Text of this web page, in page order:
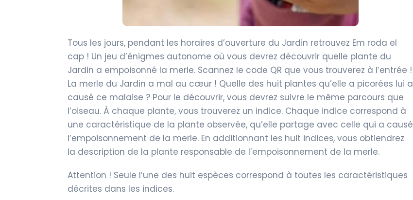
Tous les jours, pendant les horaires d’ouverture du Jardin retrouvez Em roda el
cap ! Un jeu d’énigmes autonome où vous devrez découvrir quelle plante du
Jardin a empoisonné la merle. Scannez le code QR que vous trouverez à l’entrée !
La merle du Jardin a mal au cœur ! Quelle des huit plantes qu’elle a picorées lui a
causé ce malaise ? Pour le découvrir, vous devrez suivre le même parcours que
l’oiseau. À chaque plante, vous trouverez un indice. Chaque indice correspond à
une caractéristique de la plante observée, qu’elle partage avec celle qui a causé
l’empoisonnement de la merle. En additionnant les huit indices, vous obtiendrez
la description de la plante responsable de l’empoisonnement de la merle.
Attention ! Seule l’une des huit espèces correspond à toutes les caractéristiques
décrites dans les indices.